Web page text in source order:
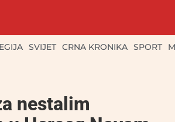
SVIJET CRNA KRONIKA SPORT
nestalim